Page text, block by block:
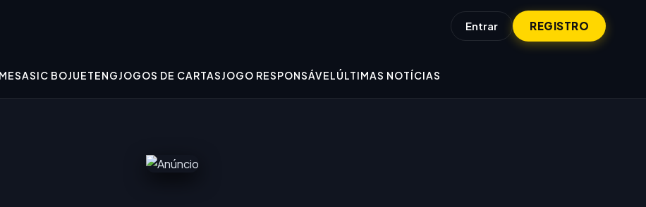
Entrar REGISTRO
SIC BOJUETENGJOGOS DE CARTASJOGO RESPONSÁVELÚLTIMAS NOTÍCIAS